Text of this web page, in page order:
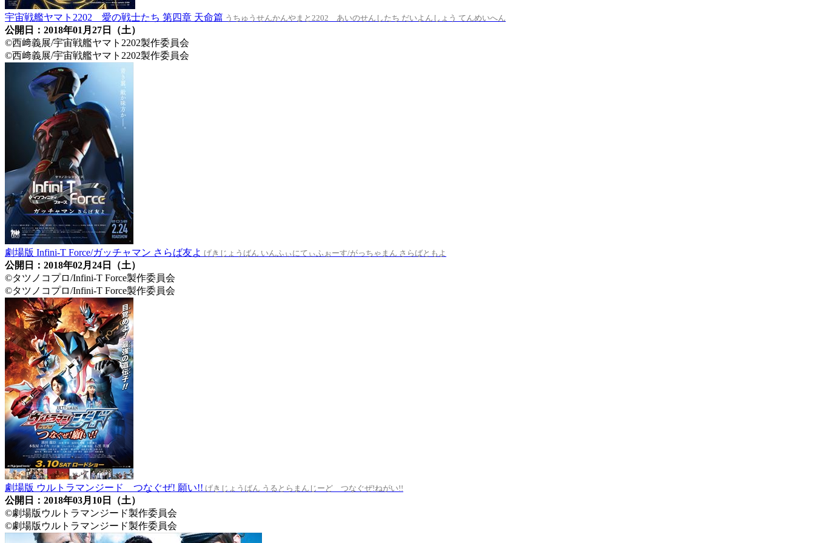
宇宙戦艦ヤマト2202 愛の戦士たち 第四章 天命篇 うちゅうせんかんやまと2202 あいのせんしたち だいよんしょう てんめいへん
公開日：2018年01月27日（土）
©西﨑義展/宇宙戦艦ヤマト2202製作委員会
©西﨑義展/宇宙戦艦ヤマト2202製作委員会
劇場版 Infini-T Force/ガッチャマン さらば友よ げきじょうばん いんふぃにてぃふぉーす/がっちゃまん さらばともよ
公開日：2018年02月24日（土）
©タツノコプロ/Infini-T Force製作委員会
©タツノコプロ/Infini-T Force製作委員会
劇場版 ウルトラマンジード つなぐぜ! 願い!! げきじょうばん うるとらまんじーど つなぐぜ!ねがい!!
公開日：2018年03月10日（土）
©劇場版ウルトラマンジード製作委員会
©劇場版ウルトラマンジード製作委員会